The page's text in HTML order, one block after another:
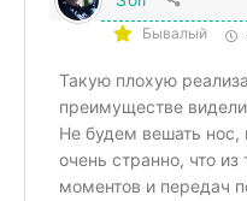
Бывалый
Такую плохую
преимуществе
Не будем вешать нос,
очень странно, что
моментов и передач